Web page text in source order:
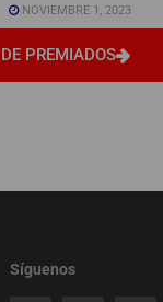
NOVIEMBRE 1, 2023
PREMIADOS
Síguenos